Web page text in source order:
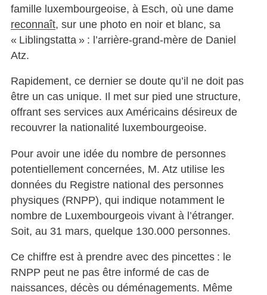
famille luxembourgeoise, à Esch, où une dame
reconnaît, sur une photo en noir et blanc, sa
« Liblingstatta » : l’arrière-grand-mère de Daniel
Atz.
Rapidement, ce dernier se doute qu’il ne doit pas
être un cas unique. Il met sur pied une structure,
offrant ses services aux Américains désireux de
recouvrer la nationalité luxembourgeoise.
Pour avoir une idée du nombre de personnes
potentiellement concernées, M. Atz utilise les
données du Registre national des personnes
physiques (RNPP), qui indique notamment le
nombre de Luxembourgeois vivant à l’étranger.
Soit, au 31 mars, quelque 130.000 personnes.
Ce chiffre est à prendre avec des pincettes : le
RNPP peut ne pas être informé de cas de
naissances, décès ou déménagements. Même